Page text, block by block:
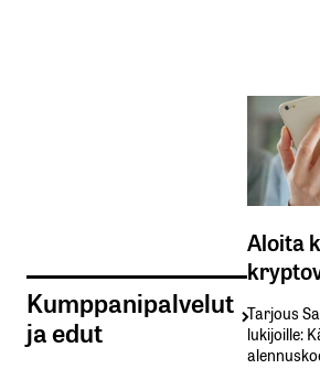
Kumppanipalvelut
ja edut
Aloita
Tarjous
lukijoille: